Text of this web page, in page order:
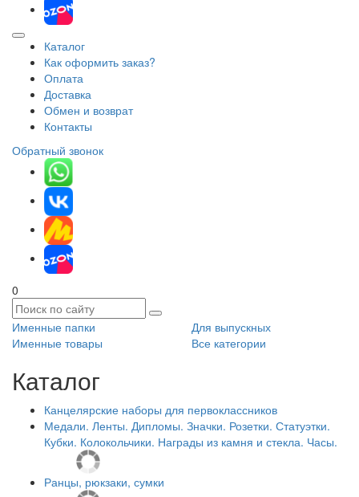
Каталог
Как оформить заказ?
Оплата
Доставка
Обмен и возврат
Контакты
Обратный звонок
0
Именные папки
Для выпускных
Именные товары
Все категории
Каталог
Канцелярские наборы для первоклассников
Медали. Ленты. Дипломы. Значки. Розетки. Статуэтки.
Кубки. Колокольчики. Награды из камня и стекла. Часы.
Ранцы, рюкзаки, сумки